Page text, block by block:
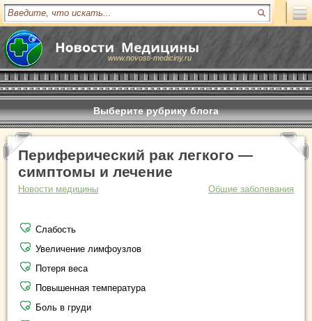
www.novosti-mediciny.ru
Выберите рубрику блога
Периферический рак легкого —
симптомы и лечение
Новости медицины Общие заболевания
Слабость
Увеличение лимфоузлов
Потеря веса
Повышенная температура
Боль в груди